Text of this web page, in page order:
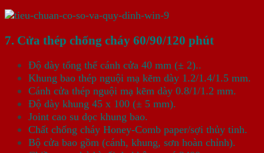
7. Cửa thép chống cháy 60/90/120 phút
Độ dày tổng thể cánh cửa 40 mm (± 2)..
Khung bao thép nguội mạ kẽm dày 1.2/1.4/1.5 mm.
Cánh cửa thép nguội mạ kẽm dày 0.8/1/1.2 mm.
Độ dày khung 45 x 100 (± 5 mm).
Joint cao su dọc khung bao.
Chất chống cháy Honey-Comb paper/sợi thủy tinh.
Bộ cửa bao gồm (cánh, khung, sơn hoàn chỉnh).